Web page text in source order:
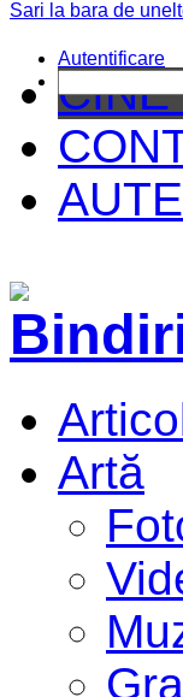
CINE
Artă
Sari la bara de
Autentificare